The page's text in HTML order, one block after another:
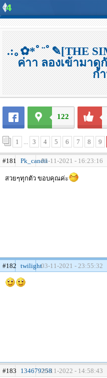
.:｡✿*ﾟ¨ﾟ✎[THE
ค่าา ลองเข้ามา
ก
122
1 ... 3 4 5 6 7 8 9
#181 Pk_candii01-11-2021 - 16:23:16
สวยๆทุกตัว ขอบคุณค่ะ
#182 twilight03-11-2021 - 23:55:32
#183 13467925820-11-2022 - 14:58:43